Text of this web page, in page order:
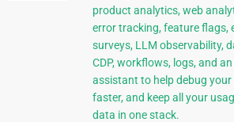
product analytics, web
error tracking, feature flags,
surveys, LLM observability,
CDP, workflows, logs, and
assistant to help debug
faster, and keep all your
data in one stack.